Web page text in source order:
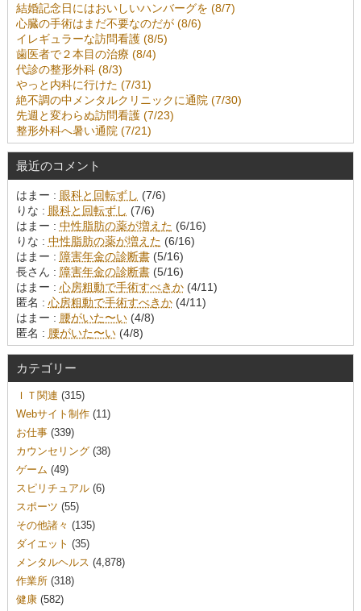
結婚記念日にはおいしいハンバーグを (8/7)
心臓の手術はまだ不要なのだが (8/6)
イレギュラーな訪問看護 (8/5)
歯医者で２本目の治療 (8/4)
代診の整形外科 (8/3)
やっと内科に行けた (7/31)
絶不調の中メンタルクリニックに通院 (7/30)
先週と変わらぬ訪問看護 (7/23)
整形外科へ暑い通院 (7/21)
最近のコメント
はまー : 眼科と回転ずし (7/6)
りな : 眼科と回転ずし (7/6)
はまー : 中性脂肪の薬が増えた (6/16)
りな : 中性脂肪の薬が増えた (6/16)
はまー : 障害年金の診断書(5/16)
長さん : 障害年金の診断書(5/16)
はまー : 心房粗動で手術すべきか(4/11)
匿名 : 心房粗動で手術すべきか(4/11)
はまー : 腰がいた〜い(4/8)
匿名 : 腰がいた〜い(4/8)
カテゴリー
ＩＴ関連 (315)
Webサイト制作(11)
お仕事(339)
カウンセリング(38)
ゲーム (49)
スピリチュアル(6)
スポーツ (55)
その他諸々 (135)
ダイエット (35)
メンタルヘルス (4,878)
作業所(318)
健康(582)